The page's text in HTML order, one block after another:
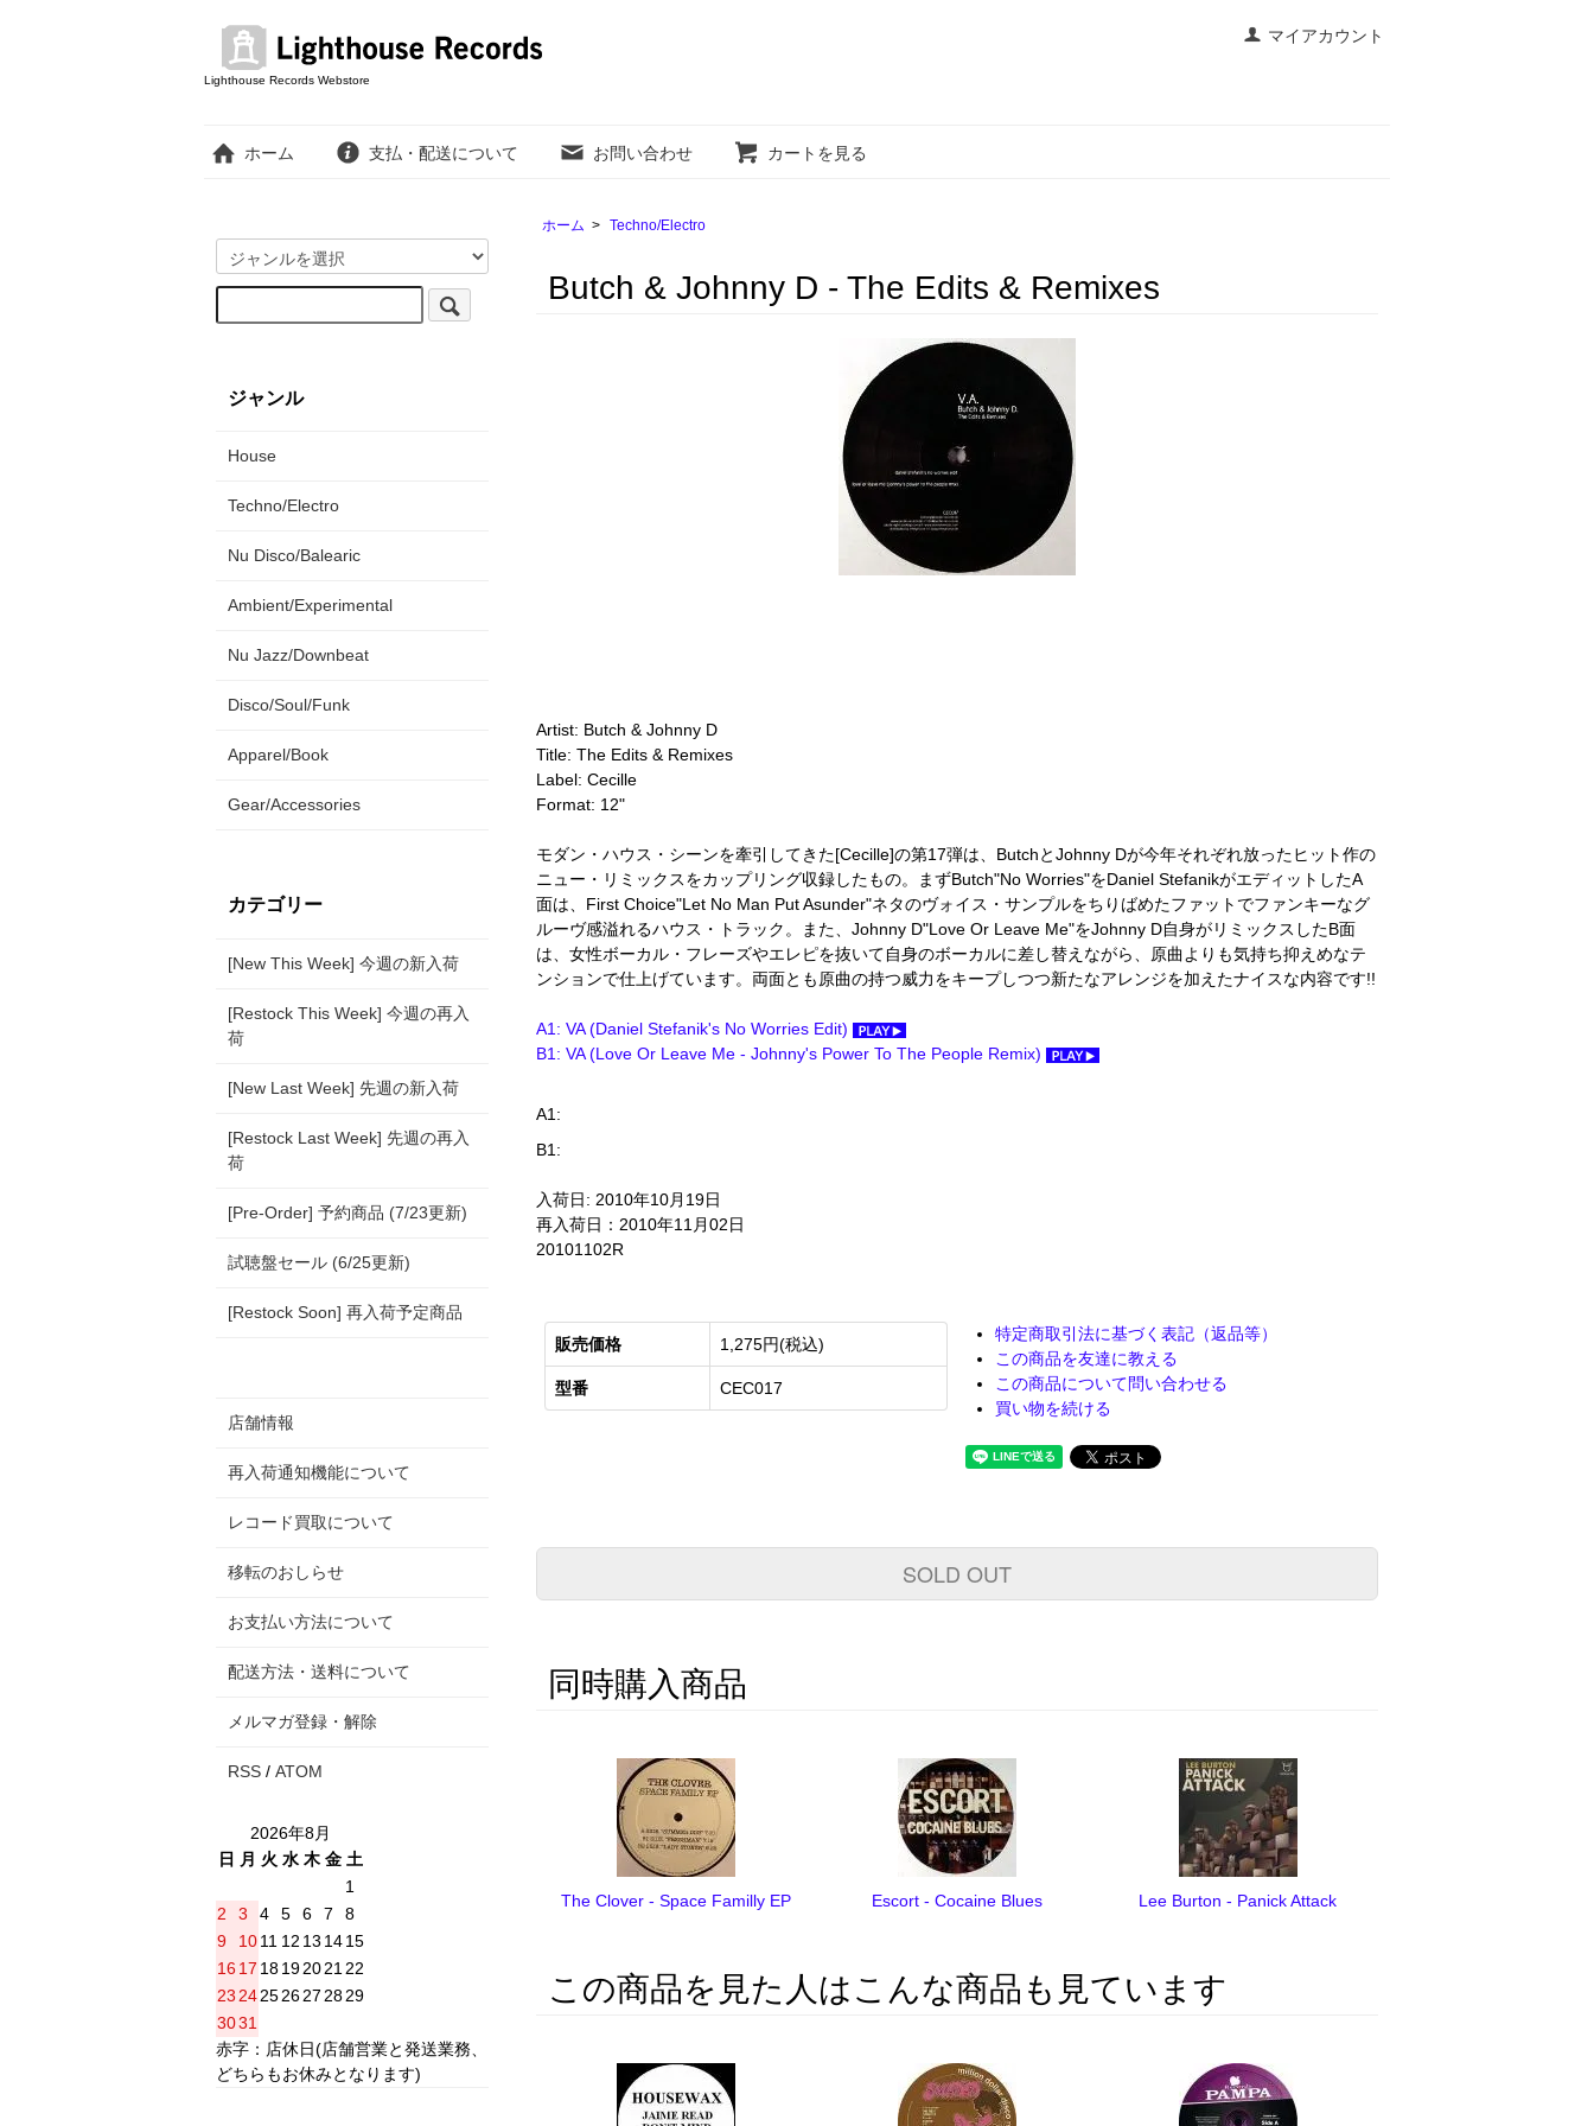
マイアカウント
Lighthouse Records Webstore
ホーム 支払・配送について お問い合わせ カートを見る
ホーム > Techno/Electro
Butch & Johnny D - The Edits & Remixes
Artist: Butch & Johnny D
Title: The Edits & Remixes
Label: Cecille
Format: 12"
モダン・ハウス・シーンを牽引してきた[Cecille]の第17弾は、ButchとJohnny Dが今年それぞれ放ったヒット作の
ニュー・リミックスをカップリング収録したもの。まずButch"No Worries"をDaniel StefanikがエディットしたA
面は、First Choice"Let No Man Put Asunder"ネタのヴォイス・サンプルをちりばめたファットでファンキーなグ
ルーヴ感溢れるハウス・トラック。また、Johnny D"Love Or Leave Me"をJohnny D自身がリミックスしたB面
は、女性ボーカル・フレーズやエレピを抜いて自身のボーカルに差し替えながら、原曲よりも気持ち抑えめなテ
ンションで仕上げています。両面とも原曲の持つ威力をキープしつつ新たなアレンジを加えたナイスな内容です!!
A1: VA (Daniel Stefanik's No Worries Edit)
B1: VA (Love Or Leave Me - Johnny's Power To The People Remix)
A1:
B1:
入荷日: 2010年10月19日
再入荷日：2010年11月02日
20101102R
販売価格 1,275円(税込)
型番 CEC017
特定商取引法に基づく表記（返品等）
この商品を友達に教える
この商品について問い合わせる
買い物を続ける
SOLD OUT
同時購入商品
The Clover - Space Familly EP Escort - Cocaine Blues Lee Burton - Panick Attack
この商品を見た人はこんな商品も見ています
ジャンル
House
Techno/Electro
Nu Disco/Balearic
Ambient/Experimental
Nu Jazz/Downbeat
Disco/Soul/Funk
Apparel/Book
Gear/Accessories
カテゴリー
[New This Week] 今週の新入荷
[Restock This Week] 今週の再入
荷
[New Last Week] 先週の新入荷
[Restock Last Week] 先週の再入
荷
[Pre-Order] 予約商品 (7/23更新)
試聴盤セール (6/25更新)
[Restock Soon] 再入荷予定商品
店舗情報
再入荷通知機能について
レコード買取について
移転のおしらせ
お支払い方法について
配送方法・送料について
メルマガ登録・解除
RSS / ATOM
2026年8月
日
月 火 水 木 金 土
1
2
3 4 5 6 7
8
9
1011 12 13 1415
16 17 18192021 22
23 24252627 2829
3031
赤字：店休日(店舗営業と発送業務、
どちらもお休みとなります)